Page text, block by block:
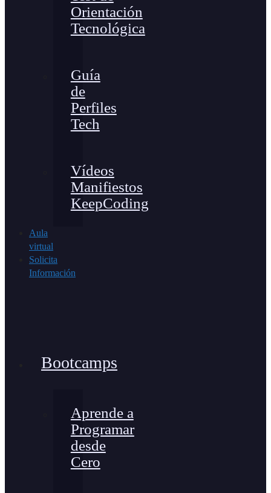
Orientación
Tecnológica
Guía
de
Perfiles
Tech
Vídeos
Manifiestos
KeepCoding
Aula
virtual
Solicita
Información
Bootcamps
Aprende a
Programar
desde
Cero